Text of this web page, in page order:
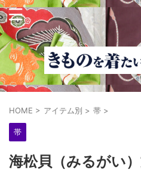
HOME > アイテム別 > 帯 >
帯
海松貝（みるがい